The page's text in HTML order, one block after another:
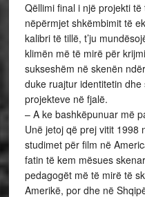
Qëllimi final i një projekti
nëpërmjet shkëmbimit të
kalibri të tillë, t’ju
klimën më të mirë për
sukseshëm në skenën
duke ruajtur identitetin
projekteve në fjalë.
– A ke bashkëpunuar më
Unë jetoj që prej vitit 1998
studimet për film në
fatin të kem mësues
pedagogët më të mirë të
Amerikë, por dhe në